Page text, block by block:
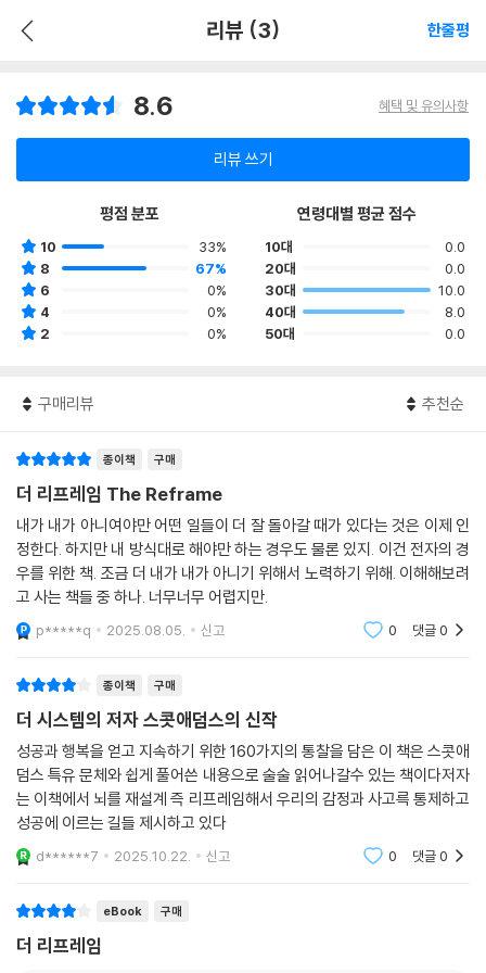
리뷰 (3) 한줄평
8.6 혜택 및 유의사항
리뷰 쓰기
평점 분포
10
33%
8
67%
6
0%
4
0%
2
0%
연령대별 평균 점수
10대
0.0
20대
0.0
30대
10.0
40대
8.0
50대
0.0
구매리뷰 추천순
종이책 구매
더 리프레임 The Reframe
내가 내가 아니여야만 어떤 일들이 더 잘 돌아갈 때가 있다는 것은 이제 인
정한다. 하지만 내 방식대로 해야만 하는 경우도 물론 있지. 이건 전자의 경
우를 위한 책. 조금 더 내가 내가 아니기 위해서 노력하기 위해. 이해해보려
고 사는 책들 중 하나. 너무너무 어렵지만.
p*****q 2025.08.05. 신고 0 댓글0
종이책 구매
더 시스템의 저자 스콧애덤스의 신작
성공과 행복을 얻고 지속하기 위한 160가지의 통찰을 담은 이 책은 스콧애
덤스 특유 문체와 쉽게 풀어쓴 내용으로 술술 읽어나갈수 있는 책이다저자
는 이책에서 뇌를 재설계 즉 리프레임해서 우리의 감정과 사고륵 통제하고
성공에 이르는 길들 제시하고 있다
d******7 2025.10.22. 신고 0 댓글0
eBook 구매
더 리프레임